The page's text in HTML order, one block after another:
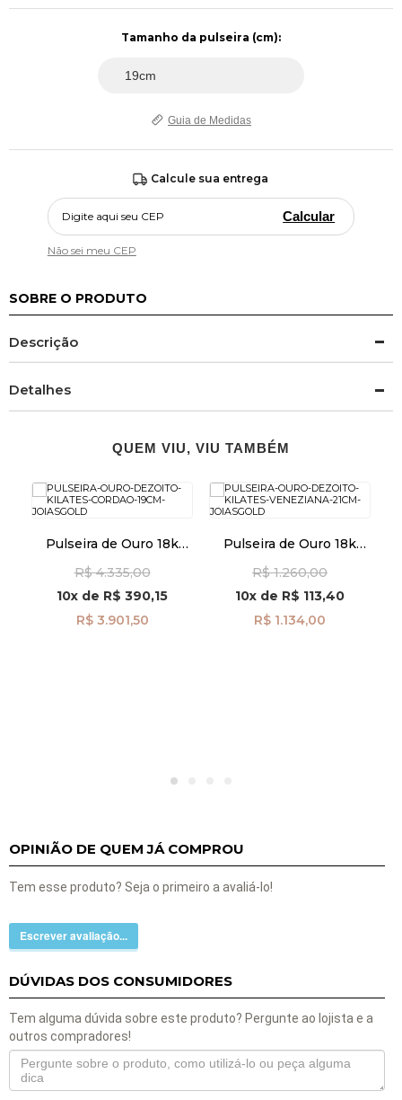
Guia de Medidas
Calcule sua entrega
Calcular
Não sei meu CEP
SOBRE O PRODUTO
Descrição
Detalhes
QUEM VIU, VIU TAMBÉM
Pulseira de Ouro 18k
18cm pu08660
R$ 4.335,00
10x de R$ 390,15
R$ 3.901,50
Pulseira de Ouro 18k
com 21cm pu04801
R$ 1.260,00
10x de R$ 113,40
R$ 1.134,00
OPINIÃO DE QUEM JÁ COMPROU
Tem esse produto? Seja o primeiro a avaliá-lo!
Escrever avaliação...
DÚVIDAS DOS CONSUMIDORES
Tem alguma dúvida sobre este produto? Pergunte ao lojista e a
outros compradores!